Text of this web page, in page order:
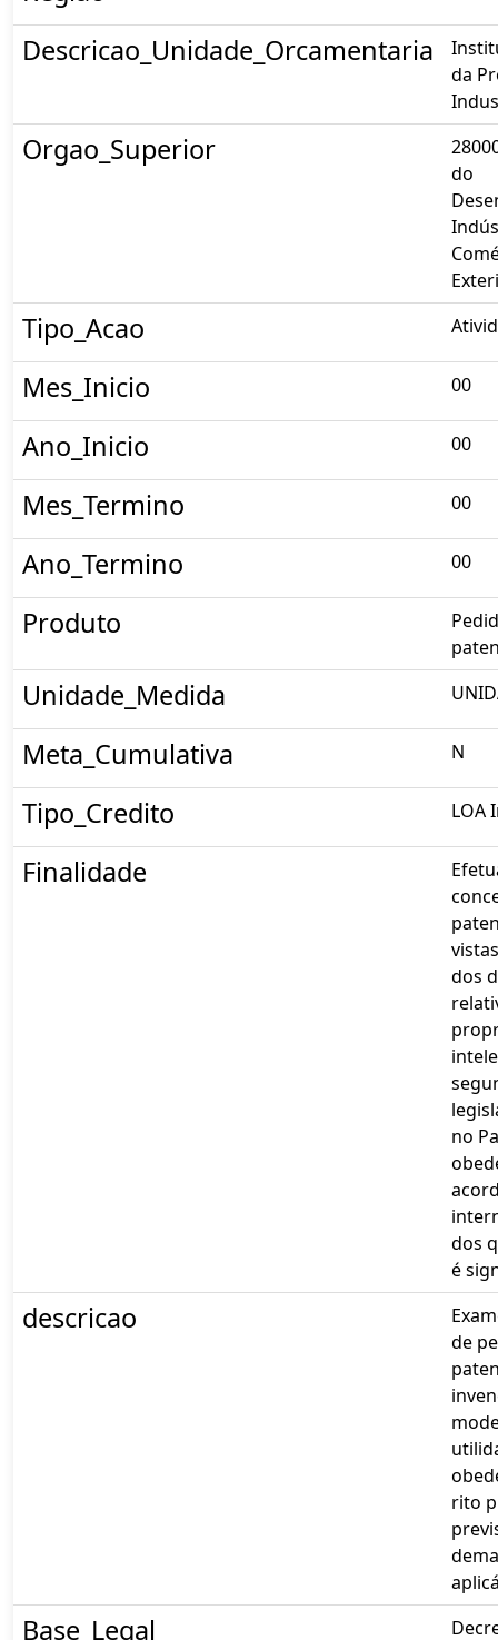
Descricao_Unidade_Orcamentaria
da
Orgao_Superior
do
Tipo_Acao
Mes_Inicio 00
Ano_Inicio 00
Mes_Termino 00
Ano_Termino 00
Produto
Unidade_Medida
Meta_Cumulativa N
Tipo_Credito LOA
Finalidade
dos
no
dos
é
descricao
de
rito
Base_Legal